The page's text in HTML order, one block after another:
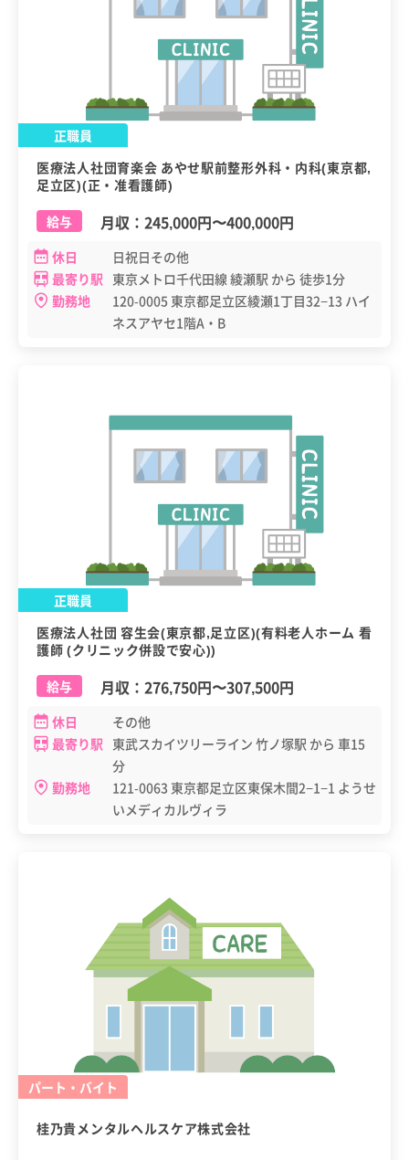
正職員
医療法人社団育楽会 あやせ駅前整形外科・内科(東京都,
足立区)(正・准看護師)
給与
月収： 245,000円〜400,000円
休日
日祝日その他
最寄り駅 東京メトロ千代田線 綾瀬駅 から 徒歩1分
勤務地
120-0005 東京都足立区綾瀬1丁目32−13 ハイ
ネスアヤセ1階A・B
正職員
医療法人社団 容生会(東京都,足立区)(有料老人ホーム 看
護師 (クリニック併設で安心))
給与
月収： 276,750円〜307,500円
休日
その他
最寄り駅 東武スカイツリーライン 竹ノ塚駅 から 車15
分
勤務地
121-0063 東京都足立区東保木間2−1−1 ようせ
いメディカルヴィラ
パート・バイト
桂乃貴メンタルヘルスケア株式会社